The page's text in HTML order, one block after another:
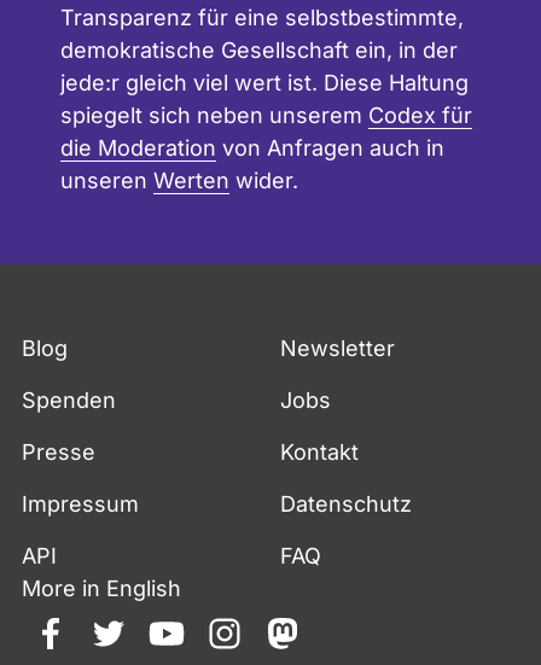
Transparenz für eine selbstbestimmte,
demokratische Gesellschaft ein, in der
jede:r gleich viel wert ist. Diese Haltung
spiegelt sich neben unserem Codex für
die Moderation von Anfragen auch in
unseren Werten wider.
Blog Newsletter
Spenden Jobs
Presse Kontakt
Impressum Datenschutz
API
FAQ
More in English
facebooktwitteryoutubeinstagrammastodon